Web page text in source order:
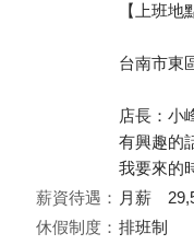
【上班地
台南市東
店長：小
有興趣的
我要來的
薪資待遇： 月薪
休假制度： 排班制